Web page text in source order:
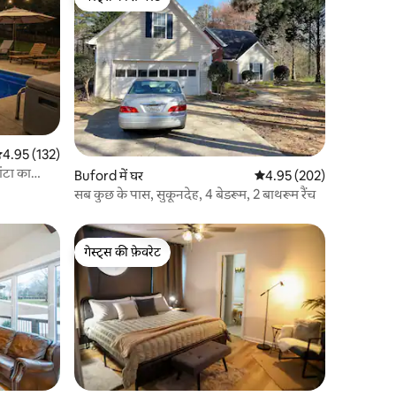
रेटिंग 5 में से 4.95, 132 समीक्षाएँ
4.95 (132)
का
गेस्ट्स की फ़ेवरेट
Buford में घर औसत रेटिंग 5 में से 4.95,
4.95 (202)
सब कुछ के पास, सुकूनदेह, 4 बेडरूम, 2 बाथरूम रैंच
गेस्ट्स की फ़ेवरेट
गेस्ट्स की फ़ेवरेट